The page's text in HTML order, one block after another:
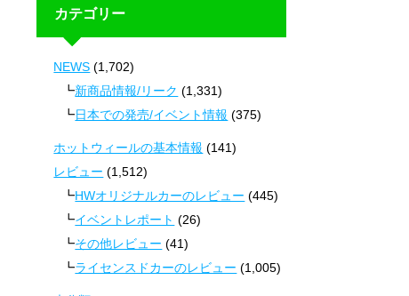
カテゴリー
NEWS (1,702)
新商品情報/リーク (1,331)
日本での発売/イベント情報 (375)
ホットウィールの基本情報 (141)
レビュー (1,512)
HWオリジナルカーのレビュー (445)
イベントレポート (26)
その他レビュー (41)
ライセンスドカーのレビュー (1,005)